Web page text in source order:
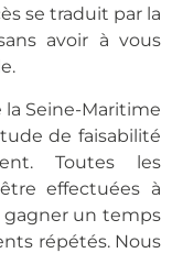
se traduit par la
avoir à vous
Seine-Maritime
de faisabilité
Toutes les
effectuées à
un temps
répétés. Nous